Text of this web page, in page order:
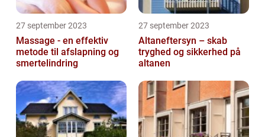
27 september 2023
Massage - en effektiv
metode til afslapning og
smertelindring
27 september 2023
Altaneftersyn – skab
tryghed og sikkerhed på
altanen